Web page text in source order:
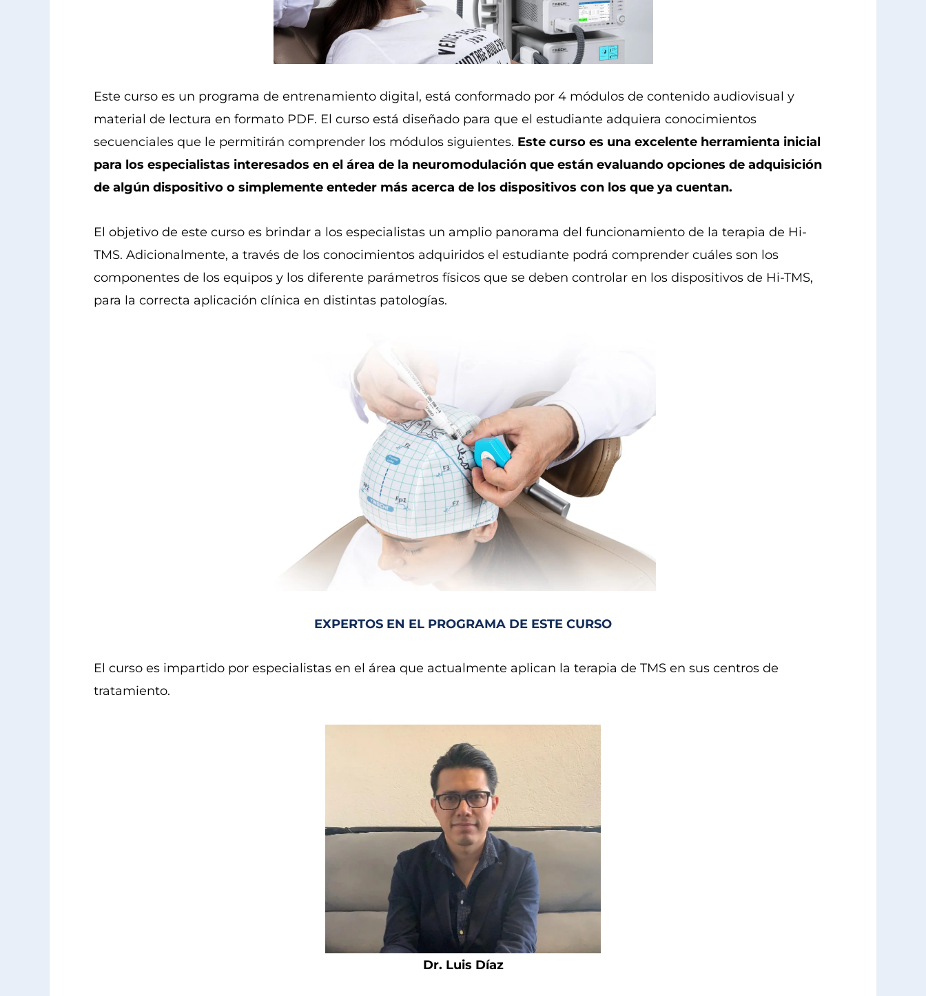
Este curso es un programa de entrenamiento digital, está conformado por 4 módulos de contenido audiovisual y
material de lectura en formato PDF. El curso está diseñado para que el estudiante adquiera conocimientos
secuenciales que le permitirán comprender los módulos siguientes. Este curso es una excelente herramienta inicial
para los especialistas interesados en el área de la neuromodulación que están evaluando opciones de adquisición
de algún dispositivo o simplemente enteder más acerca de los dispositivos con los que ya cuentan.
El objetivo de este curso es brindar a los especialistas un amplio panorama del funcionamiento de la terapia de Hi-
TMS. Adicionalmente, a través de los conocimientos adquiridos el estudiante podrá comprender cuáles son los
componentes de los equipos y los diferente parámetros físicos que se deben controlar en los dispositivos de Hi-TMS,
para la correcta aplicación clínica en distintas patologías.
EXPERTOS EN EL PROGRAMA DE ESTE CURSO
El curso es impartido por especialistas en el área que actualmente aplican la terapia de TMS en sus centros de
tratamiento.
Dr. Luis Díaz